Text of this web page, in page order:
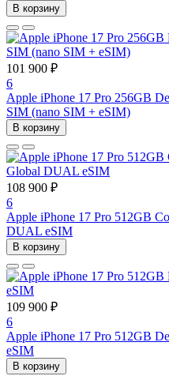
В корзину
101 900 ₽
6
Apple iPhone 17 Pro 256GB
SIM (nano SIM + eSIM)
В корзину
108 900 ₽
6
Apple iPhone 17 Pro 512GB
DUAL eSIM
В корзину
109 900 ₽
6
Apple iPhone 17 Pro 512GB
eSIM
В корзину